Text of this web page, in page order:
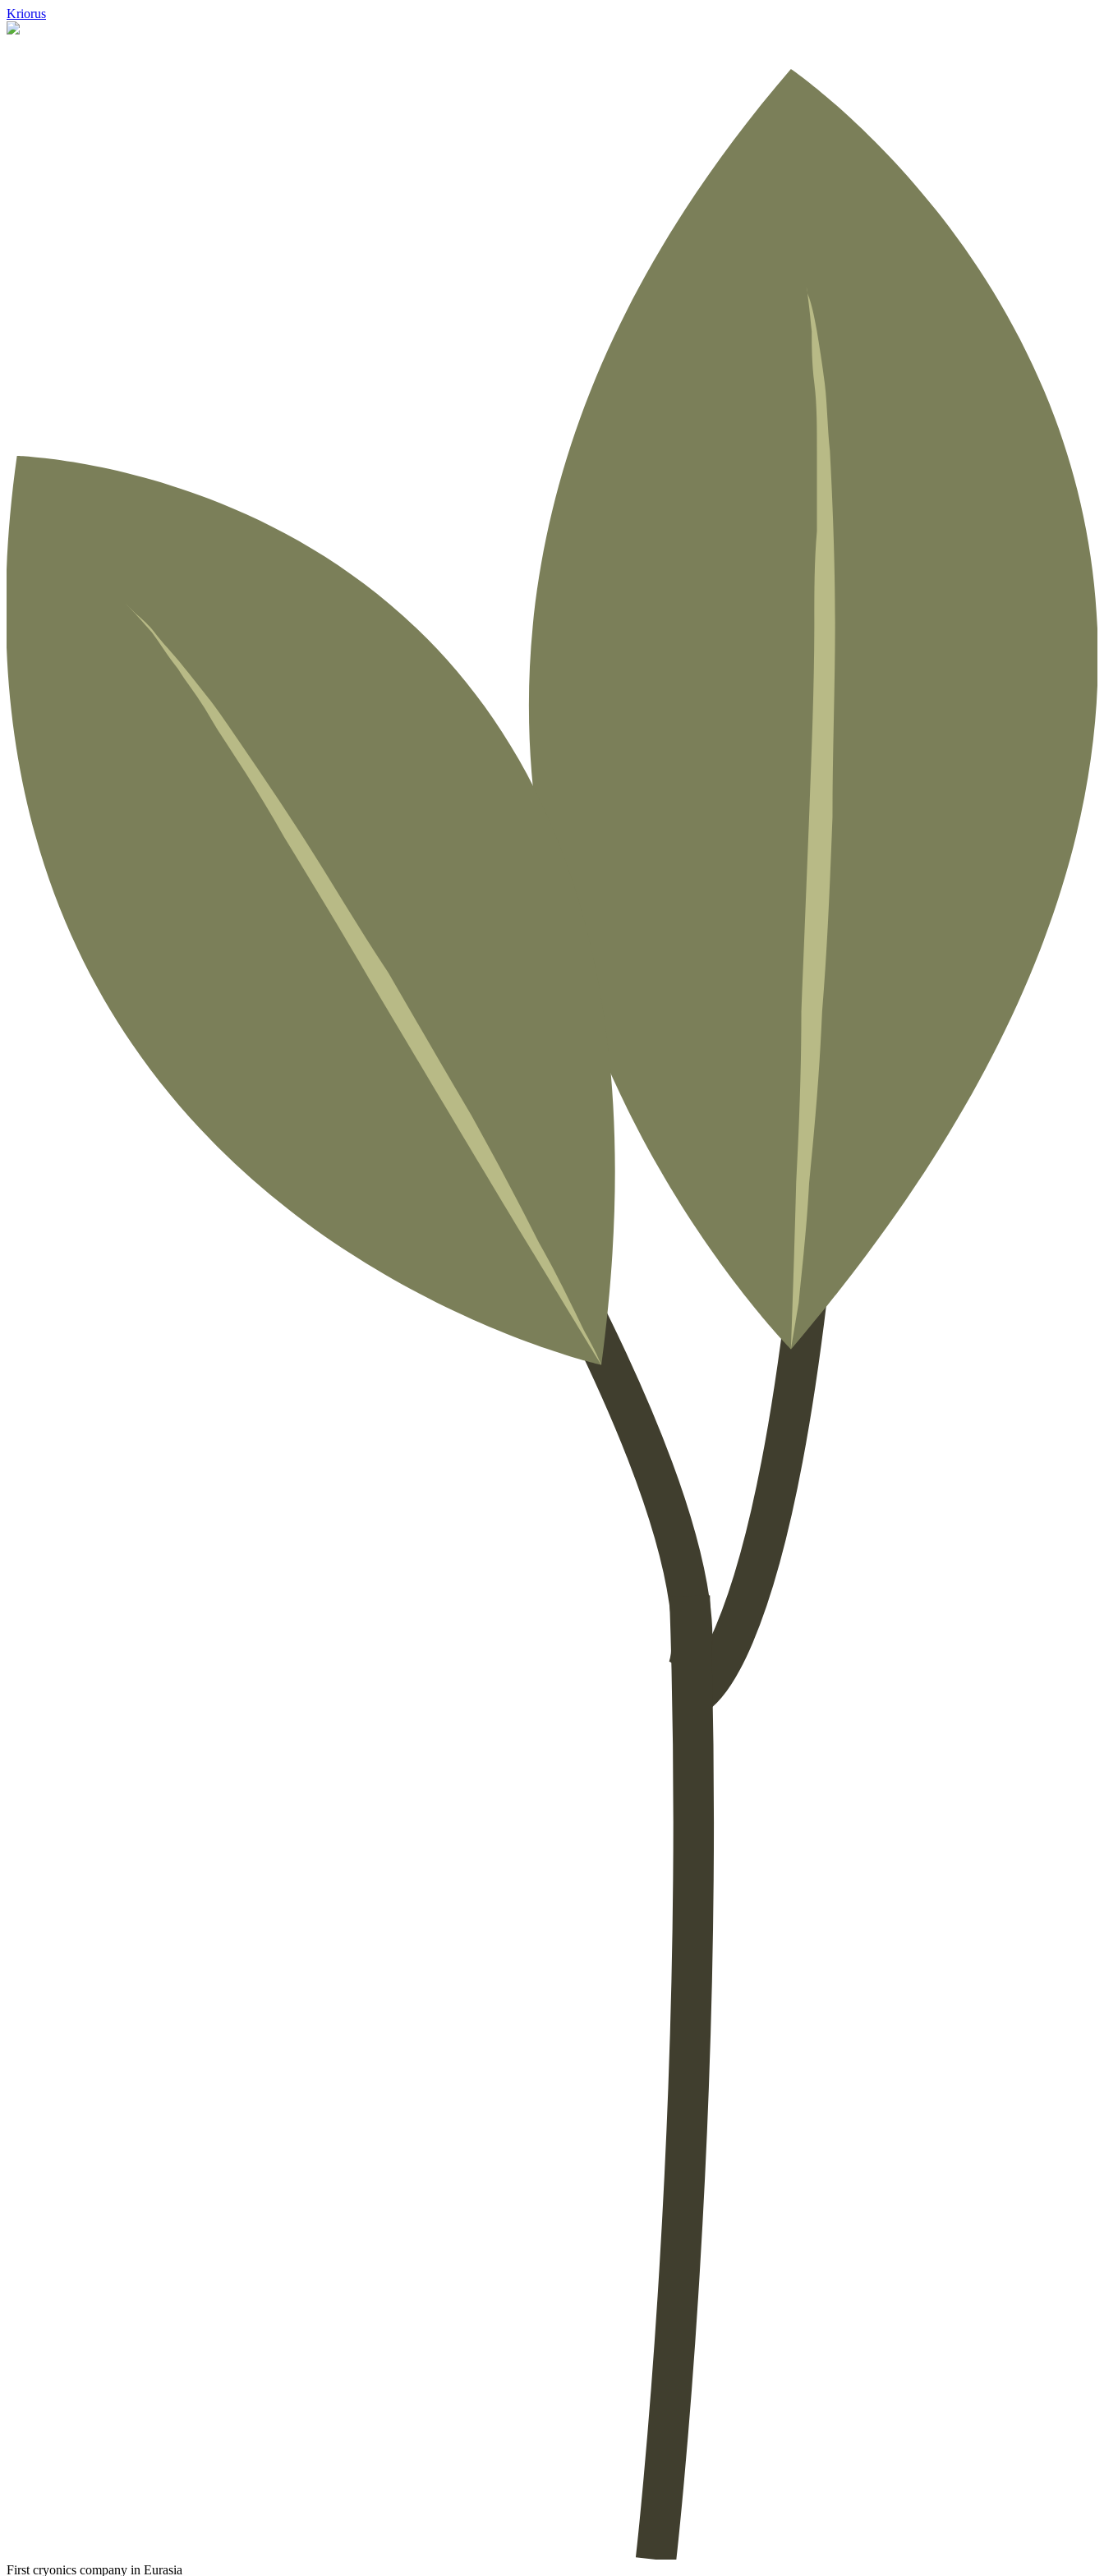
Kriorus
First cryonics company in Eurasia